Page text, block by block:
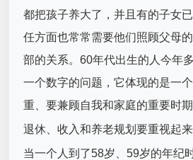
都把孩子养大了，并且有的子女
任方面也常常需要他们照顾父母
部的关系。60年代出生的人今年
一个数字的问题，它体现的是一
重、要兼顾自我和家庭的重要时期
退休、收入和养老规划要重视起来
当一个人到了58岁、59岁的年纪